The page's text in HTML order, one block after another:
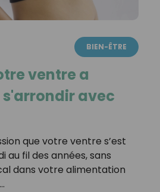
BIEN-ÊTRE
ventre a
avec
que votre ventre s’est
au fil des années, sans
dans votre alimentation